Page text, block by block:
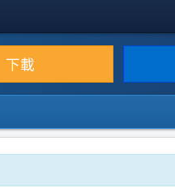
下載